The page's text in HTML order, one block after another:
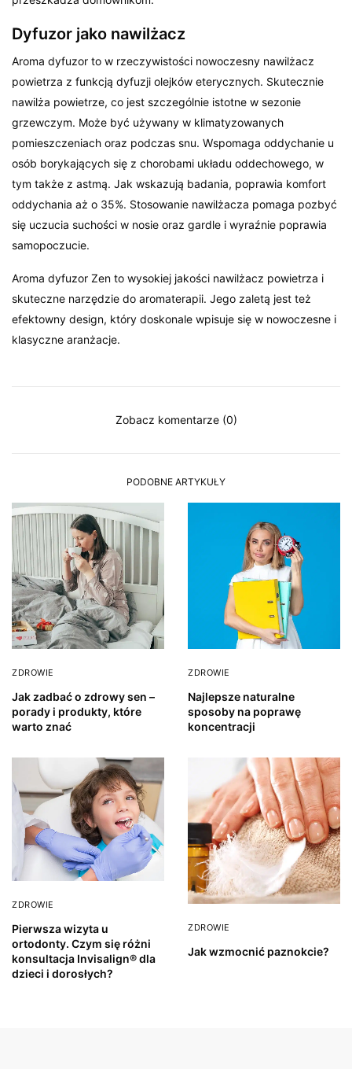
Dyfuzor jako nawilżacz
Aroma dyfuzor to w rzeczywistości nowoczesny nawilżacz
powietrza z funkcją dyfuzji olejków eterycznych. Skutecznie
nawilża powietrze, co jest szczególnie istotne w sezonie
grzewczym. Może być używany w klimatyzowanych
pomieszczeniach oraz podczas snu. Wspomaga oddychanie u
osób borykających się z chorobami układu oddechowego, w
tym także z astmą. Jak wskazują badania, poprawia komfort
oddychania aż o 35%. Stosowanie nawilżacza pomaga pozbyć
się uczucia suchości w nosie oraz gardle i wyraźnie poprawia
samopoczucie.
Aroma dyfuzor Zen to wysokiej jakości nawilżacz powietrza i
skuteczne narzędzie do aromaterapii. Jego zaletą jest też
efektowny design, który doskonale wpisuje się w nowoczesne i
klasyczne aranżacje.
Zobacz komentarze (0)
PODOBNE ARTYKUŁY
ZDROWIE
Jak zadbać o zdrowy sen –
porady i produkty, które
warto znać
ZDROWIE
Najlepsze naturalne
sposoby na poprawę
koncentracji
ZDROWIE
Pierwsza wizyta u
ortodonty. Czym się różni
konsultacja Invisalign® dla
dzieci i dorosłych?
ZDROWIE
Jak wzmocnić paznokcie?